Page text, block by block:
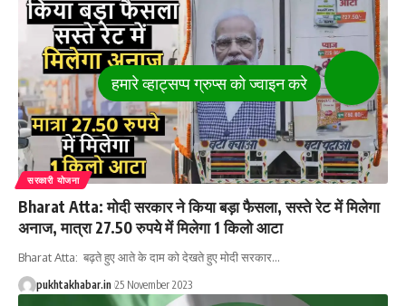
सरकारी योजना
Bharat Atta: मोदी सरकार ने किया बड़ा फैसला, सस्ते रेट में मिलेगा
अनाज, मात्रा 27.50 रुपये में मिलेगा 1 किलो आटा
Bharat Atta: बढ़ते हुए आते के दाम को देखते हुए मोदी सरकार…
pukhtakhabar.in 25 November 2023